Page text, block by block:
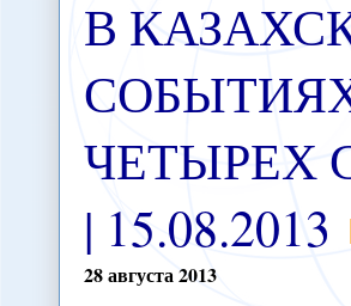
В
ЧЕТЫРЕХ
| 15.08.2013
28августа2013